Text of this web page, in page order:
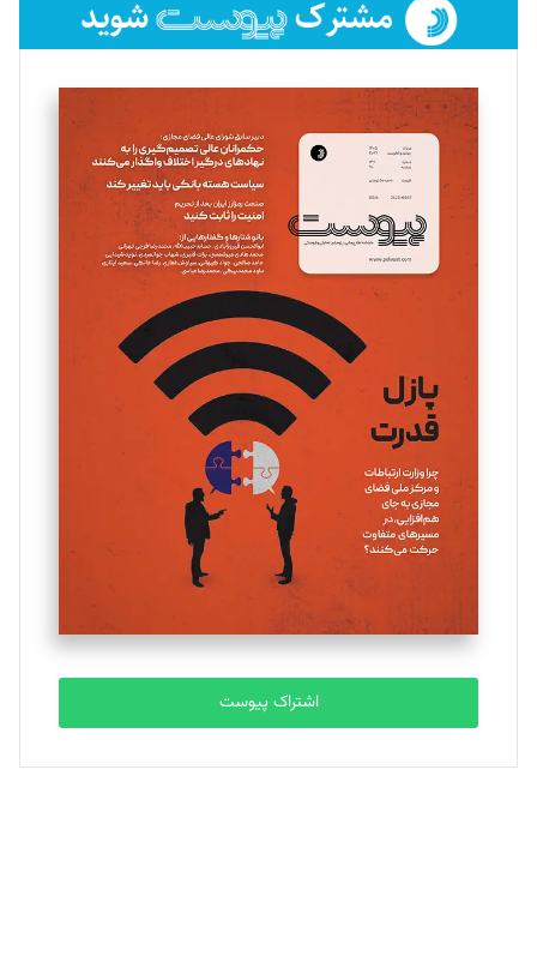
فائزه فتحی رستمی
تحریریه
سروش کرمیان
تحریریه
مینا پاکدل
یسنا امان‌پور
تحریریه
ملینا جعفری
تحریریه
مصطفی مسجدی آرانی
تحریریه
بابک نقاش
تحریریه
اشتراک پیوست